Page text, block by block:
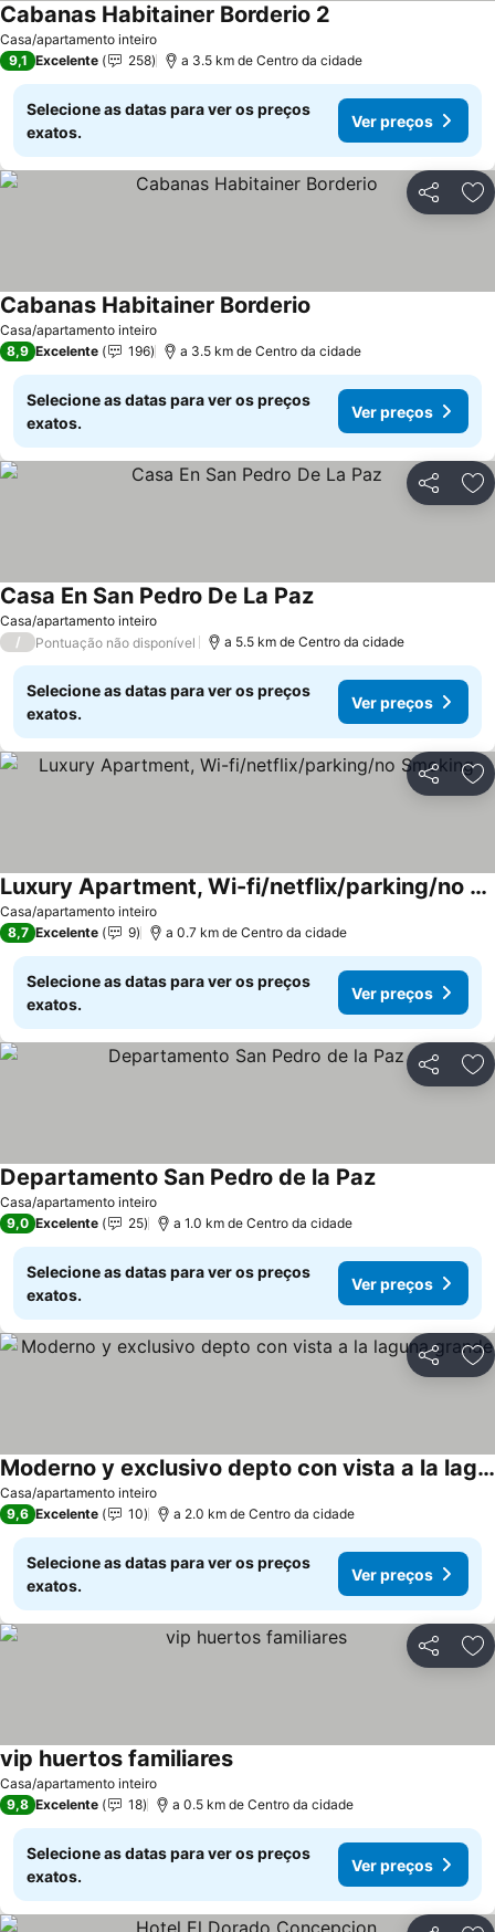
Casa/apartamento inteiro
Cabanas Habitainer Borderio 2
9,1 Excelente 258 a 3.5 km de Centro da cidade
Selecione as datas para ver os preços
exatos.
Ver preços
Partilhar
Casa/apartamento inteiro
Cabanas Habitainer Borderio
8,9 Excelente 196 a 3.5 km de Centro da cidade
Selecione as datas para ver os preços
exatos.
Ver preços
Partilhar
Casa/apartamento inteiro
Casa En San Pedro De La PazVer preços
/ Pontuação não disponível a 5.5 km de Centro da cidade
Selecione as datas para ver os preços
exatos.
Ver preços
Partilhar
Casa/apartamento inteiro
Luxury Apartment, Wi-fi/netflix/parking/no Smoking
Ver preços
8,7 Excelente 9 a 0.7 km de Centro da cidade
Selecione as datas para ver os preços
exatos.
Ver preços
Partilhar
Casa/apartamento inteiro
Departamento San Pedro de la PazVer preços
9,0 Excelente 25 a 1.0 km de Centro da cidade
Selecione as datas para ver os preços
exatos.
Ver preços
Partilhar
Casa/apartamento inteiro
Moderno y exclusivo depto con vista a la laguna grande
Ver preços
9,6 Excelente 10 a 2.0 km de Centro da cidade
Selecione as datas para ver os preços
exatos.
Ver preços
Partilhar
Casa/apartamento inteiro
vip huertos familiaresVer preços
9,8 Excelente 18 a 0.5 km de Centro da cidade
Selecione as datas para ver os preços
exatos.
Ver preços